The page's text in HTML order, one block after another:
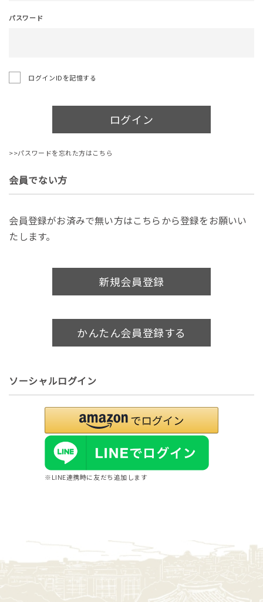
パスワード
ログインIDを記憶する
ログイン
>>パスワードを忘れた方はこちら
会員でない方
会員登録がお済みで無い方はこちらから登録をお願いい
たします。
新規会員登録
かんたん会員登録する
ソーシャルログイン
※LINE連携時に友だち追加します